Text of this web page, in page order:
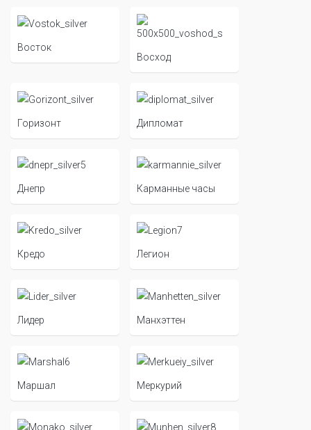
Восток
Восход
Горизонт Дипломат
Днепр Карманные часы
Кредо Легион
Лидер Манхэттен
Маршал Меркурий